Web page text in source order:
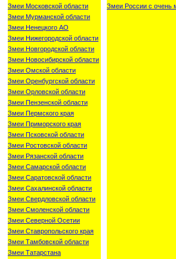
Змеи Московской области
Змеи Мурманской области
Змеи Ненецкого АО
Змеи Нижегородской области
Змеи Новгородской области
Змеи Новосибирской области
Змеи Омской области
Змеи Оренбургской области
Змеи Орловской области
Змеи Пензенской области
Змеи Пермского края
Змеи Приморского края
Змеи Псковской области
Змеи Ростовской области
Змеи Рязанской области
Змеи Самарской области
Змеи Саратовской области
Змеи Сахалинской области
Змеи Свердловской области
Змеи Смоленской области
Змеи Северной Осетии
Змеи Ставропольского края
Змеи Тамбовской области
Змеи Татарстана
Змеи России с очень